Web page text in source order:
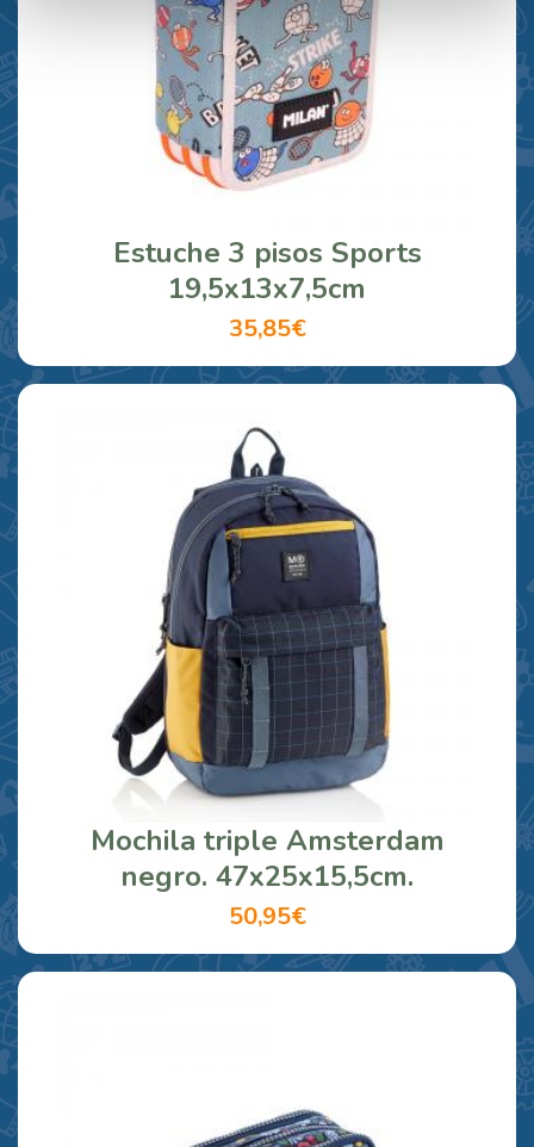
Estuche 3 pisos Sports
19,5x13x7,5cm
35,85€
Mochila triple Amsterdam
negro. 47x25x15,5cm.
50,95€